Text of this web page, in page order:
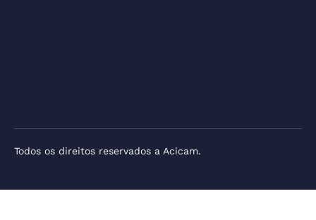
Todos os direitos reservados a Acicam.